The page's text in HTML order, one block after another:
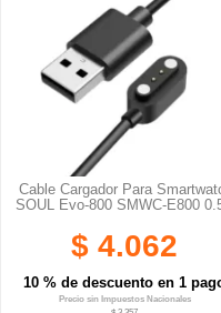
Cable Cargador Para
SOUL Evo-800 SMWC-E800
$ 4.062
10 % de descuento en 1
Precio sin Impuestos Nacionales